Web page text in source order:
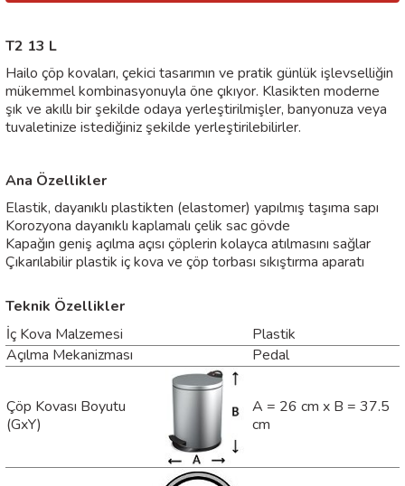
T2 13 L
Hailo çöp kovaları, çekici tasarımın ve pratik günlük işlevselliğin
mükemmel kombinasyonuyla öne çıkıyor. Klasikten moderne
şık ve akıllı bir şekilde odaya yerleştirilmişler, banyonuza veya
tuvaletinize istediğiniz şekilde yerleştirilebilirler.
Ana Özellikler
Elastik, dayanıklı plastikten (elastomer) yapılmış taşıma sapı
Korozyona dayanıklı kaplamalı çelik sac gövde
Kapağın geniş açılma açısı çöplerin kolayca atılmasını sağlar
Çıkarılabilir plastik iç kova ve çöp torbası sıkıştırma aparatı
Teknik Özellikler
İç Kova Malzemesi
Plastik
Açılma Mekanizması
Pedal
Çöp Kovası Boyutu
(GxY)
A = 26 cm x B = 37.5
cm